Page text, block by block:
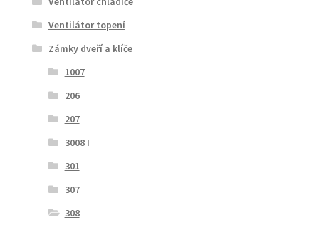
Ventilátor topení
Zámky dveří a klíče
1007
206
207
3008 I
301
307
308